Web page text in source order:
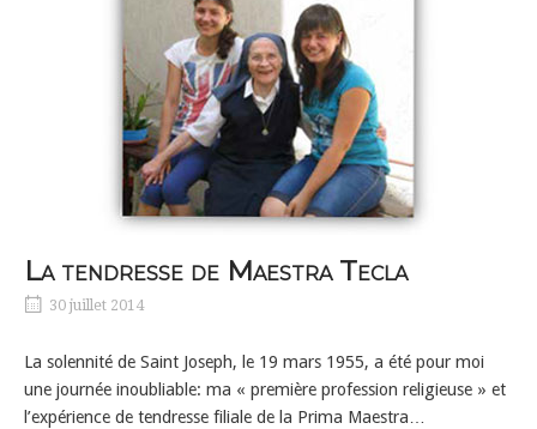
La tendresse de Maestra Tecla
30 juillet 2014
La solennité de Saint Joseph, le 19 mars 1955, a été pour moi
une journée inoubliable: ma « première profession religieuse » et
l’expérience de tendresse filiale de la Prima Maestra…